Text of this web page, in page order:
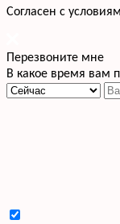
Cогласен с
Перезвоните мне
В какое время вам